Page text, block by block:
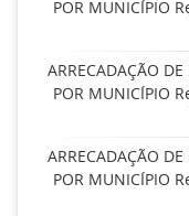
POR MUNICÍPIO
ARRECADAÇÃO
POR MUNICÍPIO
ARRECADAÇÃO
POR MUNICÍPIO